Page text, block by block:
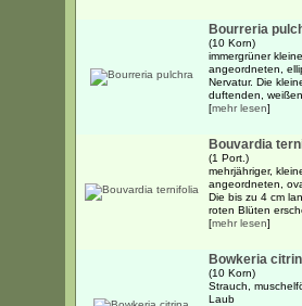
Bourreria
(10 Korn)
immergrüner
angeordneten,
Nervatur. Die
duftenden,
[mehr lesen]
Bouvardia
(1 Port.)
mehrjähriger,
angeordneten,
Die bis zu 4 cm
roten Blüten
[mehr lesen]
Bowkeria
(10 Korn)
Strauch,
Laub